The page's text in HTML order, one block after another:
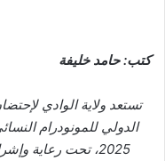
كتب: حامد خليفة
تستعد ولاية الوادي
2025، تحت رعاية